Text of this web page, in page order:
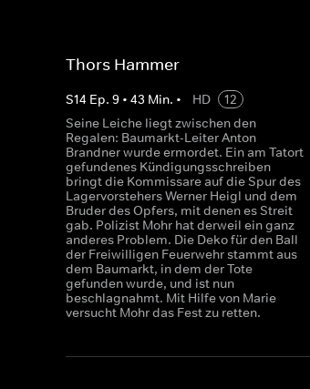
Thors Hammer
S14 Ep. 9 • 43 Min. • HD
12
Seine Leiche liegt zwischen den
Regalen: Baumarkt-Leiter Anton
Brandner wurde ermordet. Ein am Tatort
gefundenes Kündigungsschreiben
bringt die Kommissare auf die Spur des
Lagervorstehers Werner Heigl und dem
Bruder des Opfers, mit denen es Streit
gab. Polizist Mohr hat derweil ein ganz
anderes Problem. Die Deko für den Ball
der Freiwilligen Feuerwehr stammt aus
dem Baumarkt, in dem der Tote
gefunden wurde, und ist nun
beschlagnahmt. Mit Hilfe von Marie
versucht Mohr das Fest zu retten.